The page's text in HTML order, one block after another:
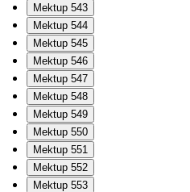
Mektup 543
Mektup 544
Mektup 545
Mektup 546
Mektup 547
Mektup 548
Mektup 549
Mektup 550
Mektup 551
Mektup 552
Mektup 553